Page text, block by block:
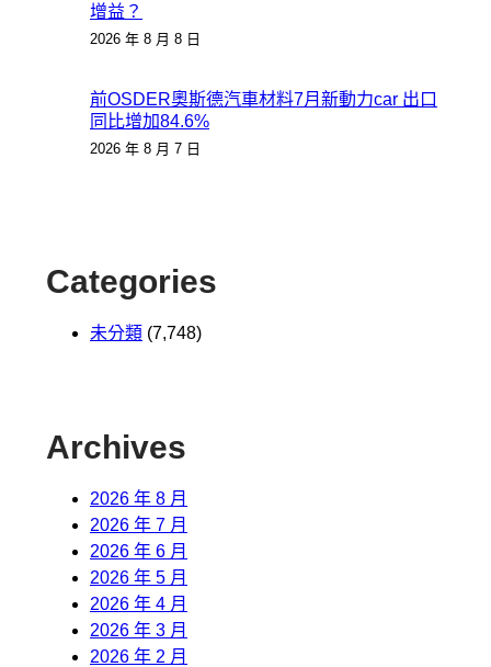
增益？
2026 年 8 月 8 日
前OSDER奧斯德汽車材料7月新動力car 出口
同比增加84.6%
2026 年 8 月 7 日
Categories
未分類 (7,748)
Archives
2026 年 8 月
2026 年 7 月
2026 年 6 月
2026 年 5 月
2026 年 4 月
2026 年 3 月
2026 年 2 月